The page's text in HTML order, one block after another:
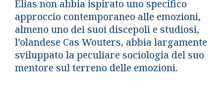
Elias non abbia ispirato uno specifico
approccio contemporaneo alle emozioni,
almeno uno dei suoi discepoli e studiosi,
l’olandese Cas Wouters, abbia largamente
sviluppato la peculiare sociologia del suo
mentore sul terreno delle emozioni.